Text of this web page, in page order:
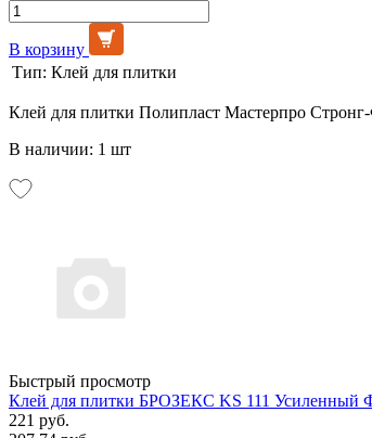
В корзину
Тип: Клей для плитки
Клей для плитки Полипласт Мастерпро
В наличии: 1 шт
Быстрый просмотр
Клей для плитки БРОЗЕКС KS 111 Усиленный
221 руб.